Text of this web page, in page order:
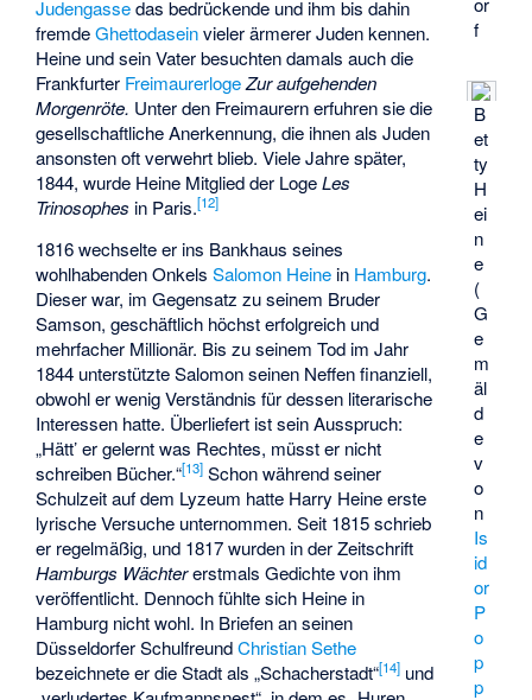
f
B
et
ty
H
ei
n
e
(
G
e
m
äl
d
e
v
o
n
Is
id
or
P
o
p
p
Judengassedas bedrückende und ihm bis dahin
fremdeGhettodaseinvieler ärmerer Juden kennen.
Heine und sein Vater besuchten damals auch die
Frankfurter Freimaurerloge Zur aufgehenden
Morgenröte. Unter den Freimaurern erfuhren sie die
gesellschaftliche Anerkennung, die ihnen als Juden
ansonsten oft verwehrt blieb. Viele Jahre später,
1844, wurde Heine Mitglied der LogeLes
Trinosophes in Paris.[12]
1816 wechselte er ins Bankhaus seines
wohlhabenden OnkelsSalomon Heine in Hamburg.
Dieser war, im Gegensatz zu seinem Bruder
Samson, geschäftlich höchst erfolgreich und
mehrfacher Millionär. Bis zu seinem Tod im Jahr
1844 unterstützte Salomon seinen Neffen finanziell,
obwohl er wenig Verständnis für dessen literarische
Interessen hatte. Überliefert ist sein Ausspruch:
„Hätt’ er gelernt was Rechtes, müsst er nicht
schreiben Bücher.“[13] Schon während seiner
Schulzeit auf dem Lyzeum hatte Harry Heine erste
lyrische Versuche unternommen. Seit 1815 schrieb
er regelmäßig, und 1817 wurden in der Zeitschrift
Hamburgs Wächtererstmals Gedichte von ihm
veröffentlicht. Dennoch fühlte sich Heine in
Hamburg nicht wohl. In Briefen an seinen
Düsseldorfer SchulfreundChristian Sethe
bezeichnete er die Stadt als „Schacherstadt“[14] und